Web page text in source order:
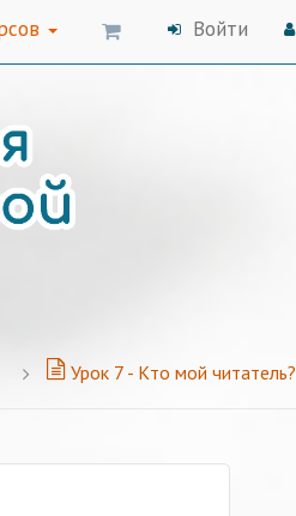
Войти
Урок 7 - Кто мой читатель?